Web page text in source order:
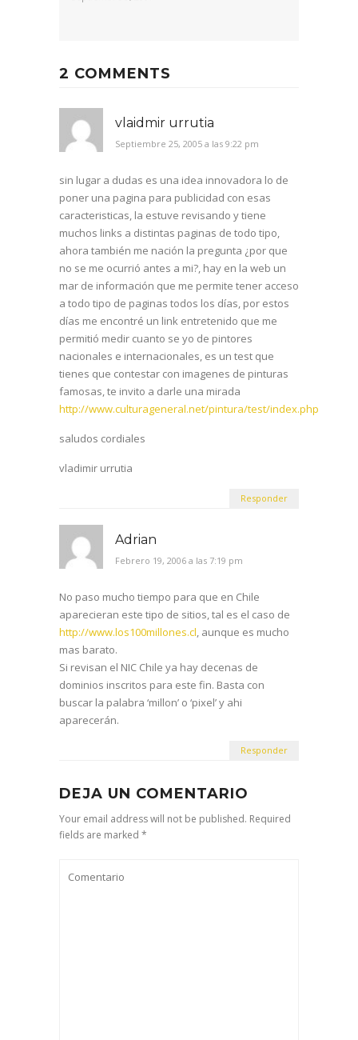
2 COMMENTS
vlaidmir urrutia
Septiembre 25, 2005 a las 9:22 pm
sin lugar a dudas es una idea innovadora lo de
poner una pagina para publicidad con esas
caracteristicas, la estuve revisando y tiene
muchos links a distintas paginas de todo tipo,
ahora también me nación la pregunta ¿por que
no se me ocurrió antes a mi?, hay en la web un
mar de información que me permite tener acceso
a todo tipo de paginas todos los días, por estos
días me encontré un link entretenido que me
permitió medir cuanto se yo de pintores
nacionales e internacionales, es un test que
tienes que contestar con imagenes de pinturas
famosas, te invito a darle una mirada
http://www.culturageneral.net/pintura/test/index.php
saludos cordiales
vladimir urrutia
Responder
Adrian
Febrero 19, 2006 a las 7:19 pm
No paso mucho tiempo para que en Chile
aparecieran este tipo de sitios, tal es el caso de
http://www.los100millones.cl, aunque es mucho
mas barato.
Si revisan el NIC Chile ya hay decenas de
dominios inscritos para este fin. Basta con
buscar la palabra ‘millon’ o ‘pixel’ y ahi
aparecerán.
Responder
DEJA UN COMENTARIO
Your email address will not be published. Required
fields are marked *